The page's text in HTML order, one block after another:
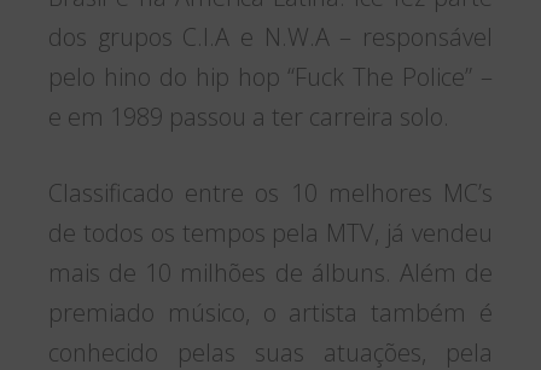
dos grupos C.I.A e N.W.A – responsável
pelo hino do hip hop “Fuck The Police” –
e em 1989 passou a ter carreira solo.
Classificado entre os 10 melhores MC’s
de todos os tempos pela MTV, já vendeu
mais de 10 milhões de álbuns. Além de
premiado músico, o artista também é
conhecido pelas suas atuações, pela